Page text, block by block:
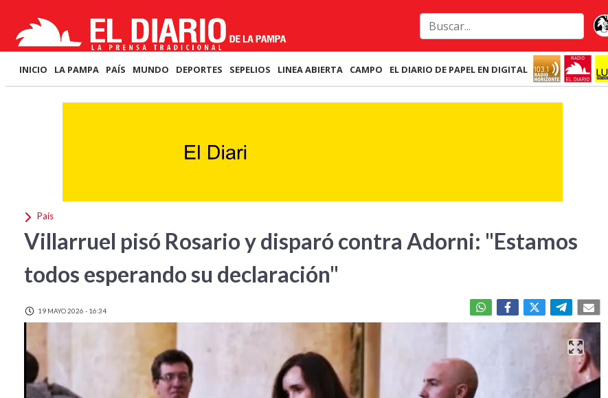
INICIO LA PAMPA PAÍS MUNDO DEPORTES SEPELIOS LINEA ABIERTA CAMPO EL DIARIO DE PAPEL EN DIGITAL
País
Villarruel pisó Rosario y disparó contra Adorni: "Estamos
todos esperando su declaración"
19 MAYO 2026 - 16:34